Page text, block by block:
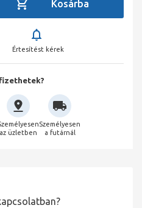
Értesítést kérek
az üzletben
Személyesen
a futárnál